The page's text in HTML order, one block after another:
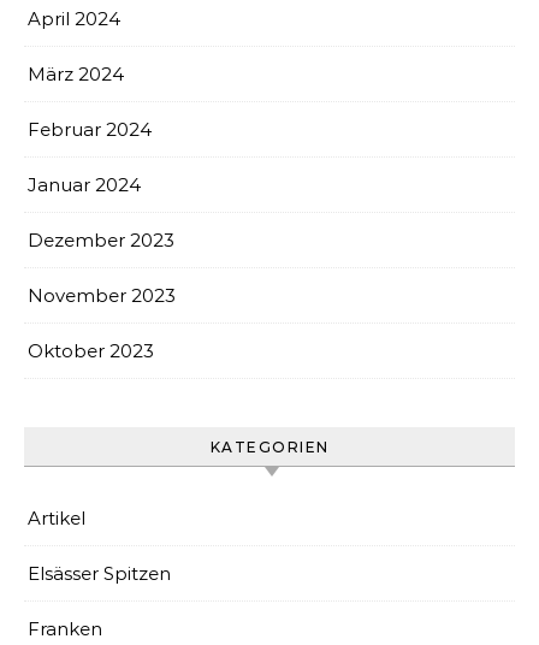
April 2024
März 2024
Februar 2024
Januar 2024
Dezember 2023
November 2023
Oktober 2023
KATEGORIEN
Artikel
Elsässer Spitzen
Franken